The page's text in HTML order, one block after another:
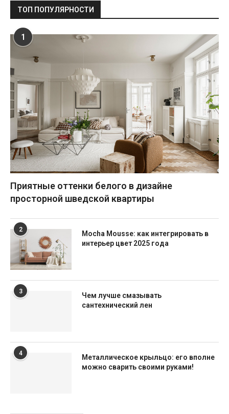
ТОП ПОПУЛЯРНОСТИ
1
Приятные оттенки белого в дизайне
просторной шведской квартиры
2
Mocha Mousse: как интегрировать в
интерьер цвет 2025 года
3
Чем лучше смазывать
сантехнический лен
4
Металлическое крыльцо: его вполне
можно сварить своими руками!